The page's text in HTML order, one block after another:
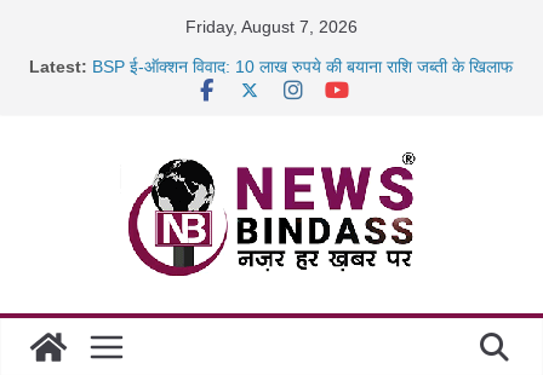
Friday, August 7, 2026
Latest: BSP ई-ऑक्शन विवाद: 10 लाख रुपये की बयाना राशि जब्ती के खिलाफ
साइबर ठगी पर दुर्ग पुलिस का बड़ा एक्शन: 13 म्यूल बैंक खाताधारक
गिरफ्तार